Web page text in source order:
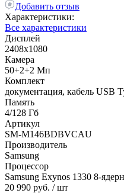
Добавить отзыв
Характеристики:
Все характеристики
Дисплей
2408x1080
Камера
50+2+2 Мп
Комплект
документация, кабель USB
Память
4/128 Гб
Артикул
SM-M146BDBVCAU
Производитель
Samsung
Процессор
Samsung Exynos 1330 8-
20 990 руб. / шт